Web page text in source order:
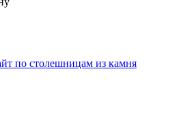
по столешницам из камня